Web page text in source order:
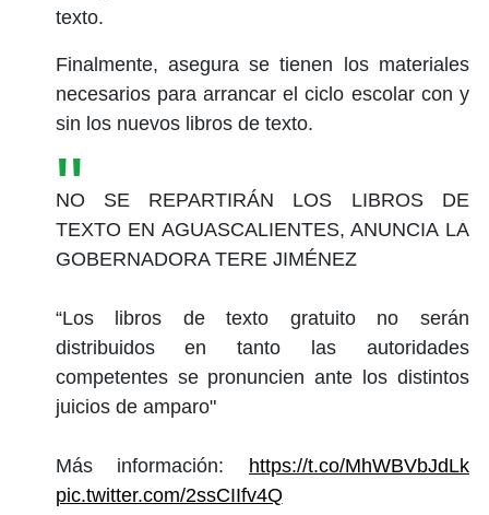
texto.
Finalmente, asegura se tienen los materiales
necesarios para arrancar el ciclo escolar con y
sin los nuevos libros de texto.
NO SE REPARTIRÁN LOS LIBROS DE
TEXTO EN AGUASCALIENTES, ANUNCIA LA
GOBERNADORA TERE JIMÉNEZ
“Los libros de texto gratuito no serán
distribuidos en tanto las autoridades
competentes se pronuncien ante los distintos
juicios de amparo"
Más información: https://t.co/MhWBVbJdLk
pic.twitter.com/2ssCIIfv4Q